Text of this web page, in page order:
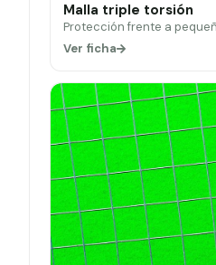
Malla triple torsión
Protección frente a
Ver ficha